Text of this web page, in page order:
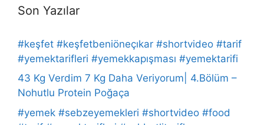
Son Yazılar
#keşfet #keşfetbeniöneçıkar #shortvideo #tarif
#yemektarifleri #yemekkapışması #yemektarifi
43 Kg Verdim 7 Kg Daha Veriyorum| 4.Bölüm –
Nohutlu Protein Poğaça
#yemek #sebzeyemekleri #shortvideo #food